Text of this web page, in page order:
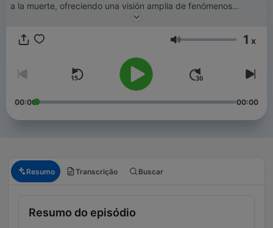
a la muerte, ofreciendo una visión amplia de fenómenos
misteriosos y poco convencionales. También hablamos de
exploración espacial y la geopolítica internacional, siempre
Volume 1 x
00:00 00:00
Resumo Transcrição Buscar
Resumo do episódio